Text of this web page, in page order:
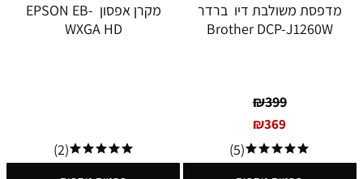
מדפסת משולבת דיו ברדר
Brother DCP-J1260W
₪399
₪369
(5)
מקרן אפסון EPSON EB-
WXGA HD
(2)